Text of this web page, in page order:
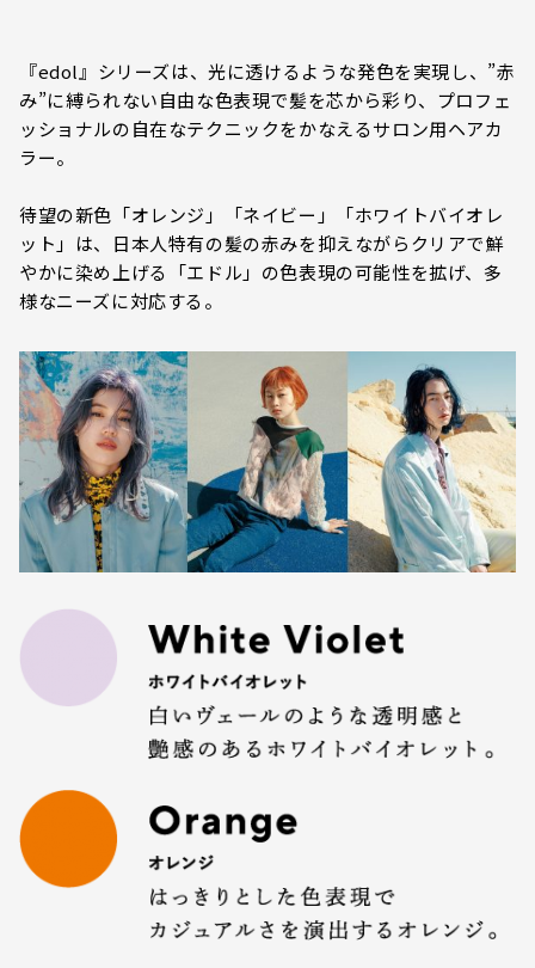
『edol』シリーズは、光に透けるような発色を実現し、”赤
み”に縛られない自由な色表現で髪を芯から彩り、プロフェ
ッショナルの自在なテクニックをかなえるサロン用ヘアカ
ラー。
待望の新色「オレンジ」「ネイビー」「ホワイトバイオレ
ット」は、日本人特有の髪の赤みを抑えながらクリアで鮮
やかに染め上げる「エドル」の色表現の可能性を拡げ、多
様なニーズに対応する。